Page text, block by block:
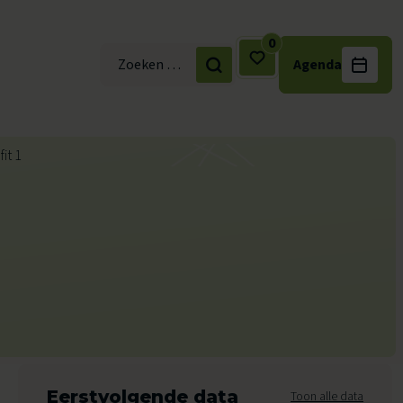
Zoek naar:
0
Agenda
Eerstvolgende data Toon alle data